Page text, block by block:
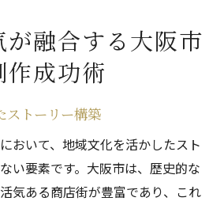
が融合する大阪市
作成功術
ストーリー構築
おいて、地域文化を活かしたスト
い要素です。大阪市は、歴史的な
気ある商店街が豊富であり、これ